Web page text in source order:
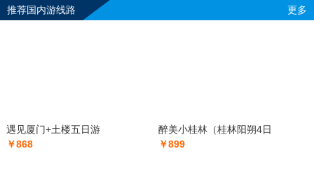
推荐国内游线路
更多
遇见厦门+土楼五日游
￥868
醉美小桂林（桂林阳朔4日
￥899